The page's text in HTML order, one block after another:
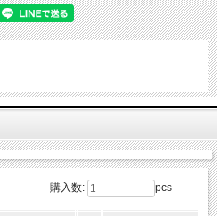
購入数: pcs